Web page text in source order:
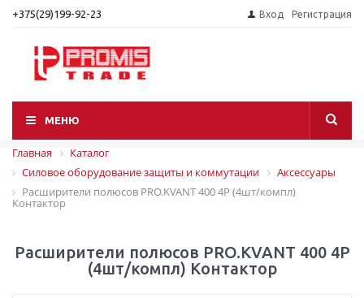
+375(29)199-92-23 Вход Регистрация
МЕНЮ
Главная
Каталог
Силовое оборудование защиты и коммутации
Аксессуары
Расширители полюсов PRO.KVANT 400 4P (4шт/компл)
Контактор
Расширители полюсов PRO.KVANT 400 4P
(4шт/компл) Контактор